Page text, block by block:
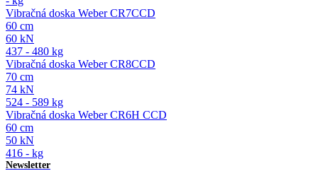
Vibračná doska Weber CR7CCD
60 cm
60 kN
437 - 480 kg
Vibračná doska Weber CR8CCD
70 cm
74 kN
524 - 589 kg
Vibračná doska Weber CR6H CCD
60 cm
50 kN
416 - kg
Newsletter